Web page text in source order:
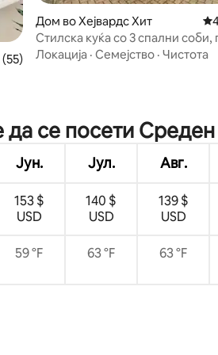
оцена: 5,0 од 5, 55 рецензии
Дом во Хејвардс Хит
Стилска куќа со 3 спални соби,
и паркинг во Хејвордс Хит
Локација · Семејство · Чистота
да се посети
Јун. Јул. Авг.
153 $
USD
140 $
USD
139 $
USD
59 °F 63 °F 63 °F